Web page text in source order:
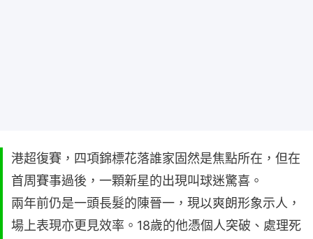
港超復賽，四項錦標花落誰家固然是焦點所在，但在
首周賽事過後，一顆新星的出現叫球迷驚喜。
兩年前仍是一頭長髮的陳晉一，現以爽朗形象示人，
場上表現亦更見效率。18歲的他憑個人突破、處理死